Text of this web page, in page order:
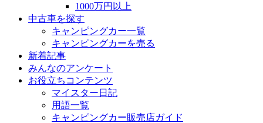
1000万円以上
中古車を探す
キャンピングカー一覧
キャンピングカーを売る
新着記事
みんなのアンケート
お役立ちコンテンツ
マイスター日記
用語一覧
キャンピングカー販売店ガイド